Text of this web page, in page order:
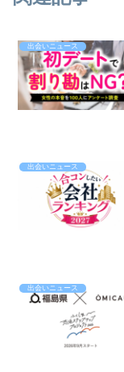
出会いニュース
出会いニュース
出会いニュース